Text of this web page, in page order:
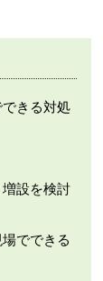
きる対処
設を検討
でできる